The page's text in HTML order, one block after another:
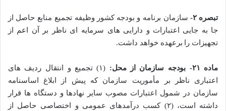
تبصره ۲-
سازمان برنامه و بودجه کشور وظیفه تجمیع منابع حاصل از
جا به جایی اعتبارات و دارایی­ های سرمایه ­ای ناظر بر آن اعم از
تجهیزات را برعهده خواهد داشت.
ماده ۲۱- بودجه سازمان از محل:
(۱) تجمیع و انتقال ردیف­­ های
اعتباری ناظر بر مأموریت سازمان که پیش از ابلاغ اساسنامه
سازمان در شمول اعتبارات مصوب سایر نهاد‌ها و دستگاه ­ها قرار
داشته است، (۲) کسب درآمد‌های عمومی و اختصاصی حاصل از